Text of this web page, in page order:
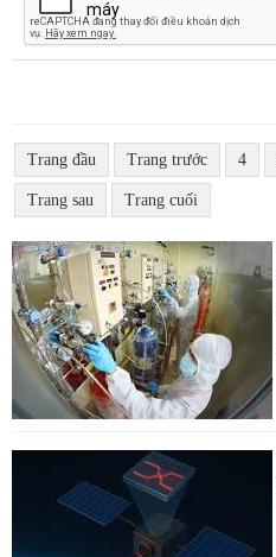
Trang đầu Trang trước 4
Trang sau Trang cuối